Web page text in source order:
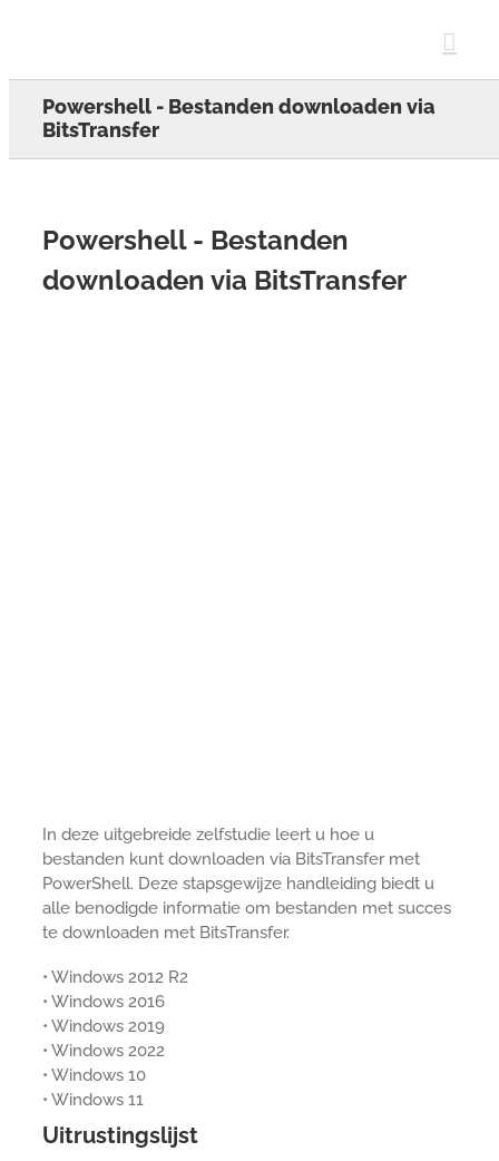
Powershell - Bestanden downloaden via
BitsTransfer
Powershell - Bestanden
downloaden via BitsTransfer
In deze uitgebreide zelfstudie leert u hoe u
bestanden kunt downloaden via BitsTransfer met
PowerShell. Deze stapsgewijze handleiding biedt u
alle benodigde informatie om bestanden met succes
te downloaden met BitsTransfer.
• Windows 2012 R2
• Windows 2016
• Windows 2019
• Windows 2022
• Windows 10
• Windows 11
Uitrustingslijst